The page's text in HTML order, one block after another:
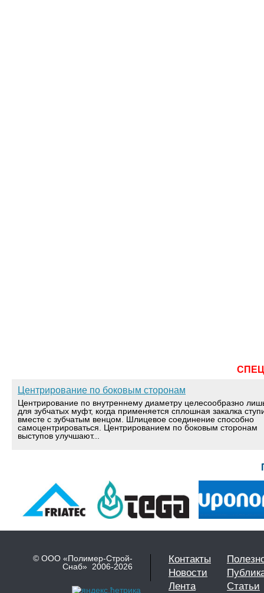
Центрирование по боковым сторонам
Центрирование по внутреннему диаметру целесообразно
для зубчатых муфт, когда применяется сплошная закалка
вместе с зубчатым венцом. Шлицевое соединение способно
самоцентрироваться. Центрированием по боковым сторонам
выступов улучшают...
© ООО «Полимер-Строй-
Снаб» 2006-2026
Контакты
Новости
Лента
Статьи